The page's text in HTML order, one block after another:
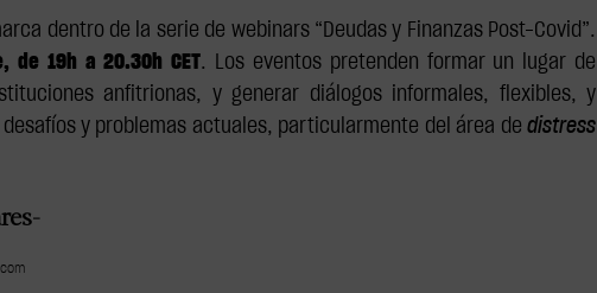
dentro de la serie de webinars “Deudas y Finanzas Post-Covid”.
de 19h a 20.30h CET. Los eventos pretenden formar un lugar de
anfitrionas, y generar diálogos informales, flexibles, y
y problemas actuales, particularmente del área de distress